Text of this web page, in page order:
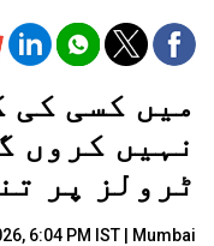
میں کسی کی
نہیں کروں
ٹرولز پر
6:04 PM IST | Mumbai